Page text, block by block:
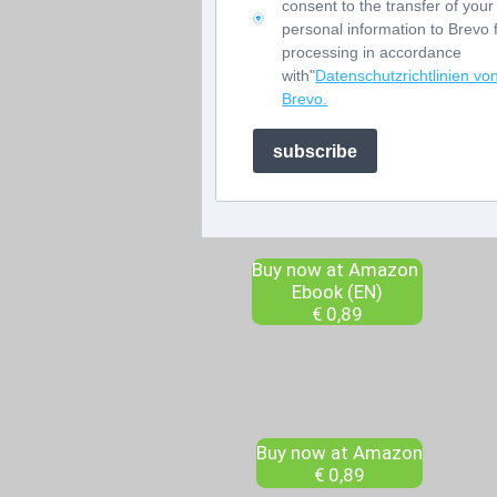
consent to the transfer of your
personal information to Brevo
processing in accordance
with"Datenschutzrichtlinien von
Brevo.
subscribe
Buy now at Amazon
Ebook (EN)
€ 0,89
Buy now at Amazon
€ 0,89